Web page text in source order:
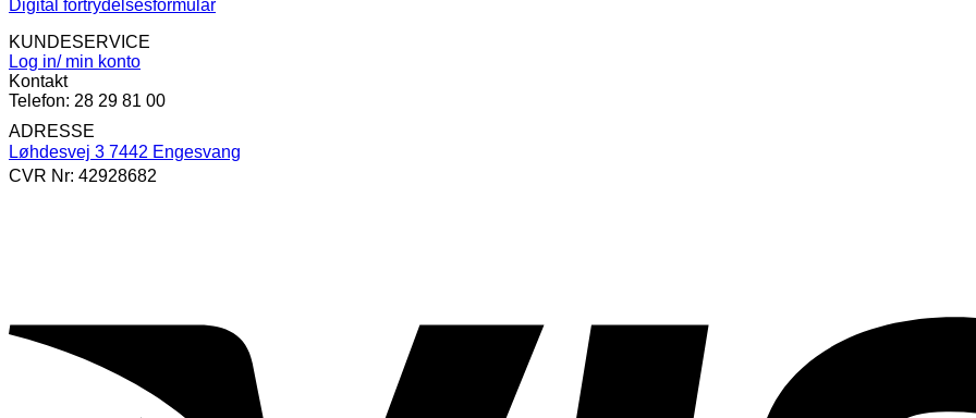
Digital fortrydelsesformular
KUNDESERVICE
Log in/ min konto
Kontakt
Telefon: 28 29 81 00
ADRESSE
Løhdesvej 3 7442 Engesvang
CVR Nr: 42928682